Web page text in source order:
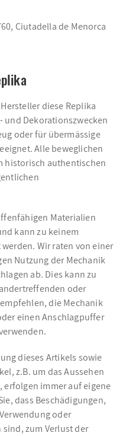
Ciutadella de Menorca
diese Replika
und Dekorationszwecken
oder für übermässige
Alle beweglichen
historisch authentischen
Materialien
kann zu keinem
Wir raten von einer
Nutzung der Mechanik
ab. Dies kann zu
oder
die Mechanik
einen Anschlagpuffer
dieses Artikels sowie
z.B. um das Aussehen
immer auf eigene
dass Beschädigungen,
oder
zum Verlust der